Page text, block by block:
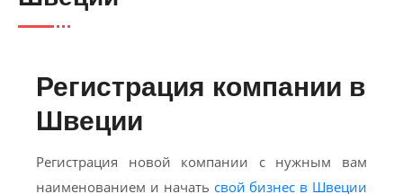
Регистрация компании в
Швеции
Регистрация новой компании с нужным вам
наименованием и начать свой бизнес в Швеции